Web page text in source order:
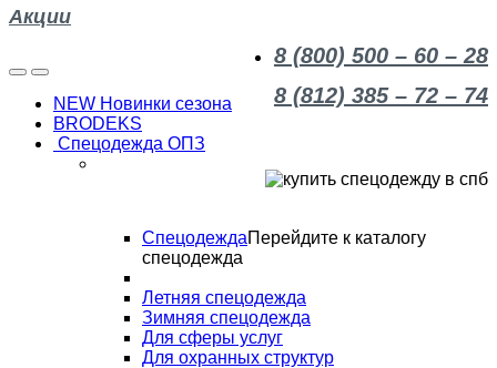
Акции
8 (800) 500 – 60 – 28
8 (812) 385 – 72 – 74
NEW Новинки сезона
BRODEKS
Спецодежда ОПЗ
СпецодеждаПерейдите к каталогу
спецодежда
Летняя спецодежда
Зимняя спецодежда
Для сферы услуг
Для охранных структур